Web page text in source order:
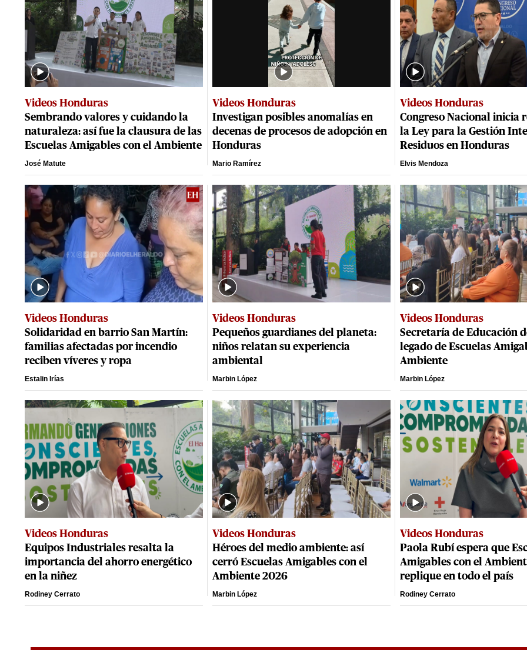
Videos Honduras
Sembrando valores y cuidando la
naturaleza: así fue la clausura de las
Escuelas Amigables con el Ambiente
José Matute
Videos Honduras
Investigan posibles anomalías en
decenas de procesos de adopción en
Honduras
Mario Ramírez
Videos Honduras
Congreso Nacional inicia
la Ley para la Gestión
Residuos en Honduras
Elvis Mendoza
Videos Honduras
Solidaridad en barrio San Martín:
familias afectadas por incendio
reciben víveres y ropa
Estalin Irías
Videos Honduras
Pequeños guardianes del planeta:
niños relatan su experiencia
ambiental
Marbin López
Videos Honduras
Secretaría de Educación
legado de Escuelas
Ambiente
Marbin López
Videos Honduras
Equipos Industriales resalta la
importancia del ahorro energético
en la niñez
Rodiney Cerrato
Videos Honduras
Héroes del medio ambiente: así
cerró Escuelas Amigables con el
Ambiente 2026
Marbin López
Videos Honduras
Paola Rubí espera que
Amigables con el
replique en todo el país
Rodiney Cerrato